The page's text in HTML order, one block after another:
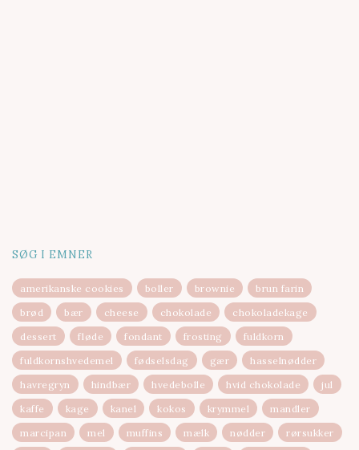
SØG I EMNER
amerikanske cookies boller brownie
brun farin
brød
bær cheese chokolade
chokoladekage
dessert
fløde fondant frosting
fuldkorn
fuldkornshvedemel
fødselsdag gær
hasselnødder
havregryn
hindbær hvedebolle hvid chokolade
jul
kaffe
kage kanel kokos krymmel
mandler
marcipan
mel muffins mælk nødder
rørsukker